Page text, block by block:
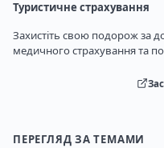
Туристичне страхування
Захистіть свою подорож за
медичного страхування та
ПЕРЕГЛЯД ЗА ТЕМАМИ